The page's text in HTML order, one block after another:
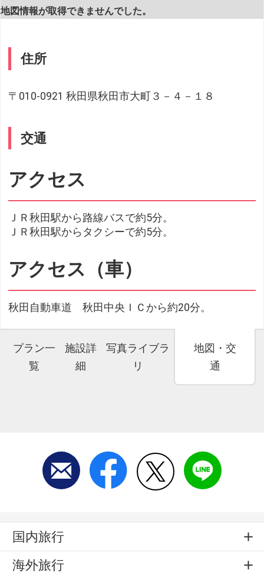
地図情報が取得できませんでした。
住所
〒010-0921 秋田県秋田市大町３－４－１８
交通
アクセス
ＪＲ秋田駅から路線バスで約5分。
ＪＲ秋田駅からタクシーで約5分。
アクセス（車）
秋田自動車道 秋田中央ＩＣから約20分。
プラン一
覧
施設詳
細
写真ライブラ
リ
地図・交
通
国内旅行
海外旅行